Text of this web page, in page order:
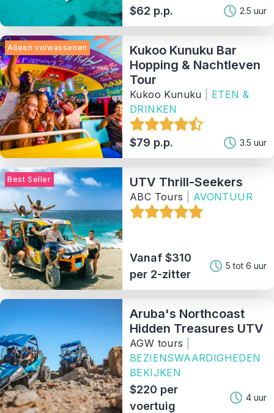
Sorteer Op
66 Matching Properties
Show Results
$62 p.p. 2.5 uur
Alleen volwassenen
Kukoo Kunuku Bar
Hopping & Nachtleven
Tour
Kukoo Kunuku
ETEN &
DRINKEN
$79 p.p. 3.5 uur
Best Seller UTV Thrill-Seekers
ABC Tours AVONTUUR
Vanaf $310
per 2-zitter
5 tot 6 uur
Aruba's Northcoast
Hidden Treasures UTV
AGW tours
BEZIENSWAARDIGHEDEN
BEKIJKEN
$220 per
voertuig
4 uur